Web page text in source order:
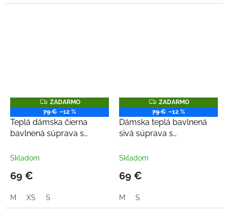
Z
A
D
A
R
M
ZADARMO
79 € –12 %
Teplá dámska čierna
bavlnená súprava s
Skladom
69 €
M XS S
Z
A
D
A
R
M
ZADARMO
79 € –12 %
Dámska teplá bavlnená
sivá súprava s
Skladom
69 €
M S